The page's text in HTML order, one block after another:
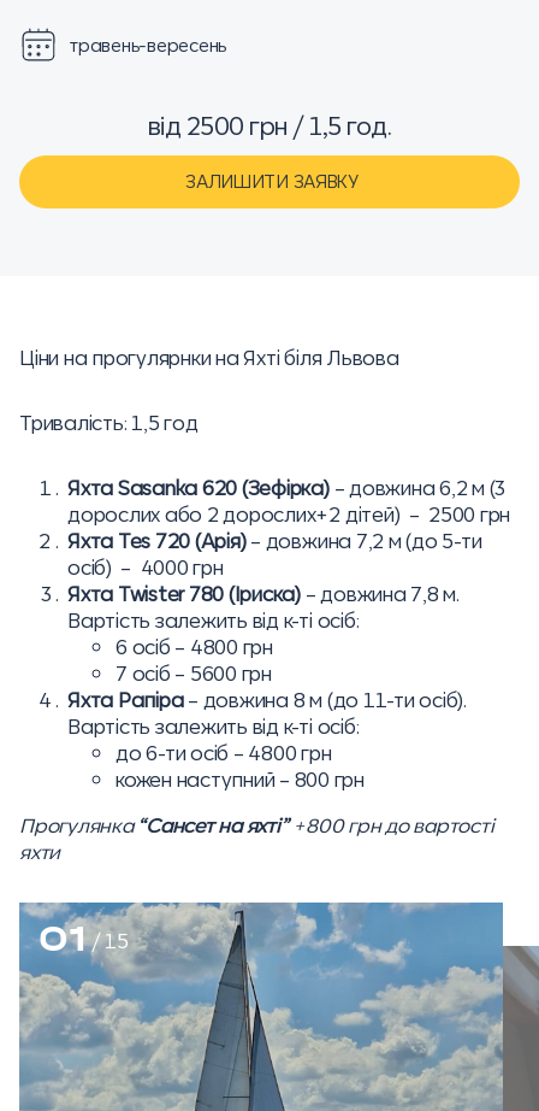
травень-вересень
від 2500 грн / 1,5 год.
ЗАЛИШИТИ ЗАЯВКУ
Ціни на прогулярнки на Яхті біля Львова
Тривалість: 1,5 год
Яхта Sasanka 620 (Зефірка)– довжина 6,2 м (3
дорослих або 2 дорослих+2 дітей) – 2500 грн
Яхта Tes 720 (Арія)– довжина 7,2 м (до 5-ти
осіб) – 4000 грн
Яхта Twister 780 (Іриска) – довжина 7,8 м.
Вартість залежить від к-ті осіб:
6 осіб – 4800 грн
7 осіб – 5600 грн
Яхта Рапіра– довжина 8 м (до 11-ти осіб).
Вартість залежить від к-ті осіб:
до 6-ти осіб – 4800 грн
кожен наступний – 800 грн
Прогулянка“Сансет на яхті”+800 грн до вартості
яхти
01/15